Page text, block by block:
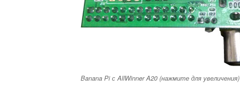
Banana Pi с AllWinner A20 (нажмите для увеличения)